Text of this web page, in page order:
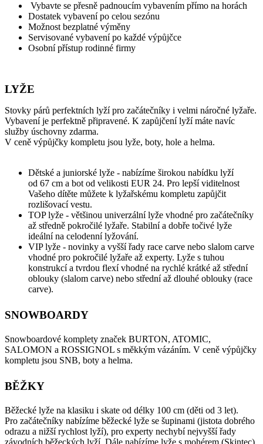
Vybavte se přesně padnoucím vybavením přímo na horách
Dostatek vybavení po celou sezónu
Možnost bezplatné výměny
Servisované vybavení po každé výpůjčce
Osobní přístup rodinné firmy
LYŽE
Stovky párů perfektních lyží pro začátečníky i velmi náročné lyžaře.
Vybavení je perfektně připravené. K zapůjčení lyží máte navíc
služby úschovny zdarma.
V ceně výpůjčky kompletu jsou lyže, boty, hole a helma.
Dětské a juniorské lyže - nabízíme širokou nabídku lyží
od 67 cm a bot od velikosti EUR 24. Pro lepší viditelnost
Vašeho dítěte můžete k lyžařskému kompletu zapůjčit
rozlišovací vestu.
TOP lyže - většinou univerzální lyže vhodné pro začátečníky
až středně pokročilé lyžaře. Stabilní a dobře točivé lyže
ideální na celodenní lyžování.
VIP lyže - novinky a vyšší řady race carve nebo slalom carve
vhodné pro pokročilé lyžaře až experty. Lyže s tuhou
konstrukcí a tvrdou flexí vhodné na rychlé krátké až střední
oblouky (slalom carve) nebo střední až dlouhé oblouky (race
carve).
SNOWBOARDY
Snowboardové komplety značek BURTON, ATOMIC,
SALOMON a ROSSIGNOL s měkkým vázáním. V ceně výpůjčky
kompletu jsou SNB, boty a helma.
BĚŽKY
Běžecké lyže na klasiku i skate od délky 100 cm (děti od 3 let).
Pro začátečníky nabízíme běžecké lyže se šupinami (jistota dobrého
odrazu a nižší rychlost lyží), pro experty nechybí nejvyšší řady
závodních běžeckých lyží. Dále nabízíme lyže s mohérem (Skintec),